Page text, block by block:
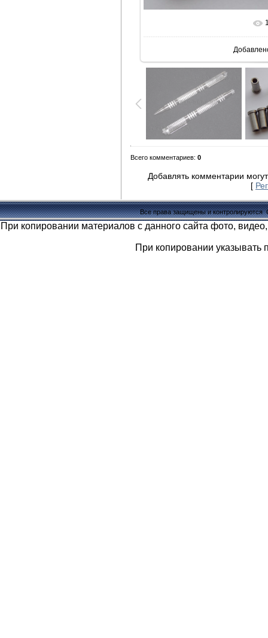
В
Всего комментариев: 0
Добавлять комментарии
[
Все права защищены и контролируются
При копировании материалов с данного сайта фото,
При копировании